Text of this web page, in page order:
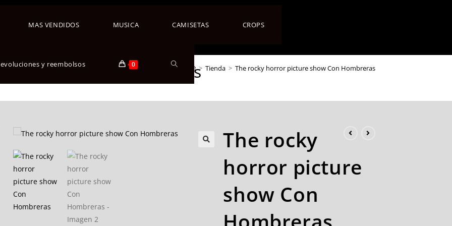
MAS VENDIDOS MUSICA CAMISETAS CROPS
y reembolsos 0
show Con Hombreras> Tienda > The rocky horror picture show Con Hombreras
The rocky
horror picture
show Con